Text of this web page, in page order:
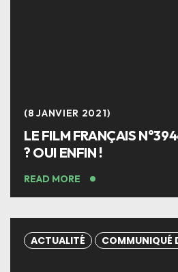
8 JANVIER 2021
LE FILM FRANÇAIS
? OUI ENFIN !
READ MORE
ACTUALITÉ COMMUNIQUÉ